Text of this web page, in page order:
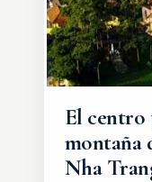
El
montaña
Nha